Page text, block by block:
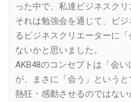
った中で、私達ビジネスクリ
それは勉強会を通じて、ビ
るビジネスクリエーターに
ないかと思いました。
AKB48のコンセプトは「会
が、まさに「会う」という
熱狂・感動させるのではない